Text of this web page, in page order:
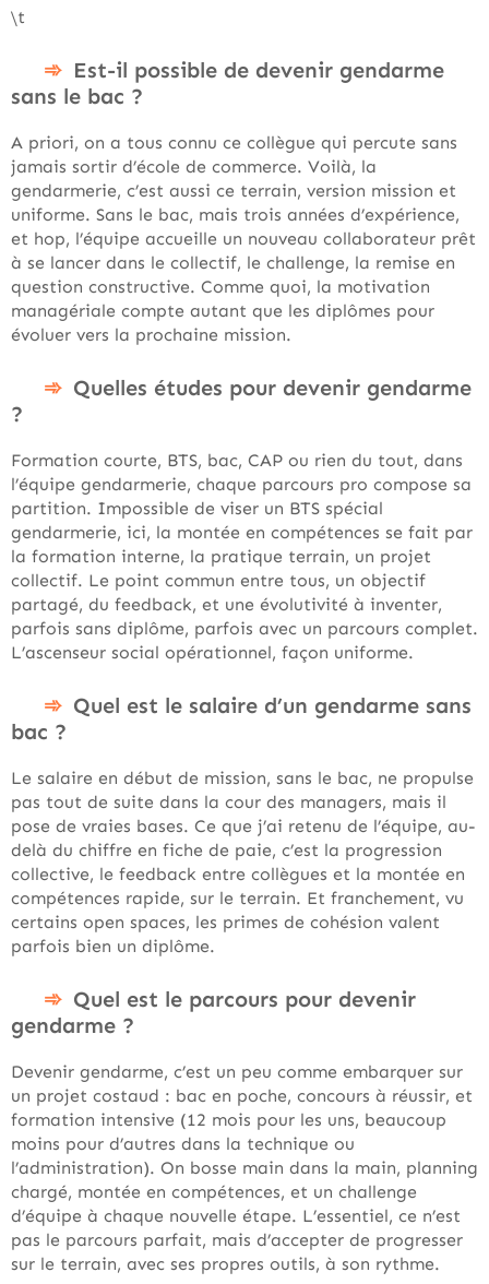
\t
Est-il possible de devenir gendarme
sans le bac ?
A priori, on a tous connu ce collègue qui percute sans
jamais sortir d’école de commerce. Voilà, la
gendarmerie, c’est aussi ce terrain, version mission et
uniforme. Sans le bac, mais trois années d’expérience,
et hop, l’équipe accueille un nouveau collaborateur prêt
à se lancer dans le collectif, le challenge, la remise en
question constructive. Comme quoi, la motivation
managériale compte autant que les diplômes pour
évoluer vers la prochaine mission.
Quelles études pour devenir gendarme
?
Formation courte, BTS, bac, CAP ou rien du tout, dans
l’équipe gendarmerie, chaque parcours pro compose sa
partition. Impossible de viser un BTS spécial
gendarmerie, ici, la montée en compétences se fait par
la formation interne, la pratique terrain, un projet
collectif. Le point commun entre tous, un objectif
partagé, du feedback, et une évolutivité à inventer,
parfois sans diplôme, parfois avec un parcours complet.
L’ascenseur social opérationnel, façon uniforme.
Quel est le salaire d’un gendarme sans
bac ?
Le salaire en début de mission, sans le bac, ne propulse
pas tout de suite dans la cour des managers, mais il
pose de vraies bases. Ce que j’ai retenu de l’équipe, au-
delà du chiffre en fiche de paie, c’est la progression
collective, le feedback entre collègues et la montée en
compétences rapide, sur le terrain. Et franchement, vu
certains open spaces, les primes de cohésion valent
parfois bien un diplôme.
Quel est le parcours pour devenir
gendarme ?
Devenir gendarme, c’est un peu comme embarquer sur
un projet costaud : bac en poche, concours à réussir, et
formation intensive (12 mois pour les uns, beaucoup
moins pour d’autres dans la technique ou
l’administration). On bosse main dans la main, planning
chargé, montée en compétences, et un challenge
d’équipe à chaque nouvelle étape. L’essentiel, ce n’est
pas le parcours parfait, mais d’accepter de progresser
sur le terrain, avec ses propres outils, à son rythme.